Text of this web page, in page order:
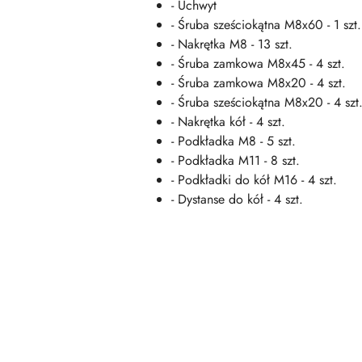
- Uchwyt
- Śruba sześciokątna M8x60 - 1 szt.
- Nakrętka M8 - 13 szt.
- Śruba zamkowa M8x45 - 4 szt.
- Śruba zamkowa M8x20 - 4 szt.
- Śruba sześciokątna M8x20 - 4 szt.
- Nakrętka kół - 4 szt.
- Podkładka M8 - 5 szt.
- Podkładka M11 - 8 szt.
- Podkładki do kół M16 - 4 szt.
- Dystanse do kół - 4 szt.